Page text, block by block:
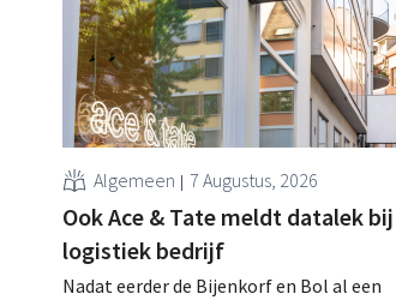
Algemeen 7 Augustus, 2026
Ook Ace & Tate meldt datalek bij
logistiek bedrijf
Nadat eerder de Bijenkorf en Bol al een